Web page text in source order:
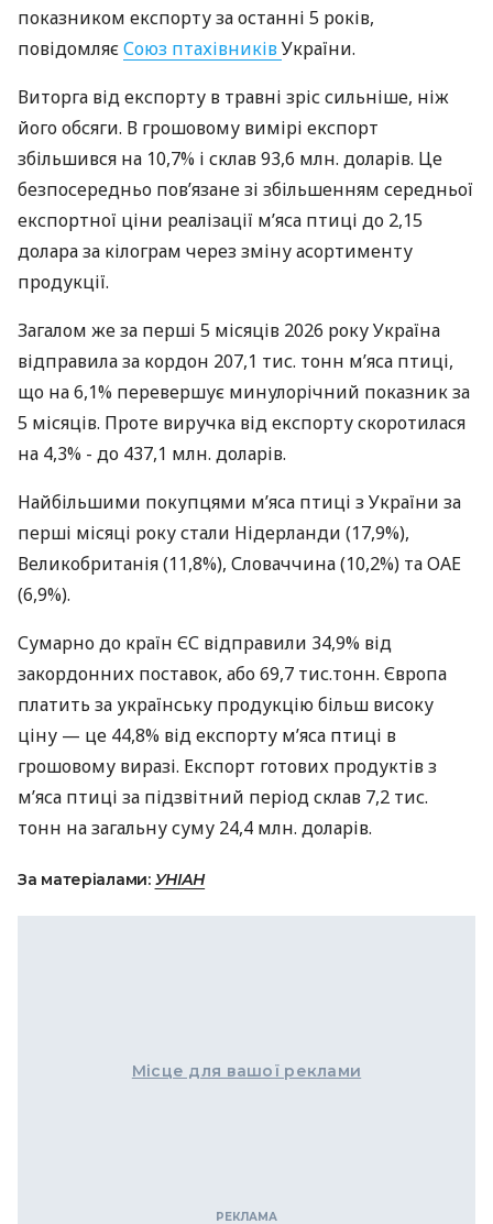
показником експорту за останні 5 років,
повідомляєСоюз птахівниківУкраїни.
Виторга від експорту в травні зріс сильніше, ніж
його обсяги. В грошовому вимірі експорт
збільшився на 10,7% і склав 93,6 млн. доларів. Це
безпосередньо пов’язане зі збільшенням середньої
експортної ціни реалізації м’яса птиці до 2,15
долара за кілограм через зміну асортименту
продукції.
Загалом же за перші 5 місяців 2026 року Україна
відправила за кордон 207,1 тис. тонн м’яса птиці,
що на 6,1% перевершує минулорічний показник за
5 місяців. Проте виручка від експорту скоротилася
на 4,3% - до 437,1 млн. доларів.
Найбільшими покупцями м’яса птиці з України за
перші місяці року стали Нідерланди (17,9%),
Великобританія (11,8%), Словаччина (10,2%) та ОАЕ
(6,9%).
Сумарно до країн ЄС відправили 34,9% від
закордонних поставок, або 69,7 тис.тонн. Європа
платить за українську продукцію більш високу
ціну — це 44,8% від експорту м’яса птиці в
грошовому виразі. Експорт готових продуктів з
м’яса птиці за підзвітний період склав 7,2 тис.
тонн на загальну суму 24,4 млн. доларів.
За матеріалами: УНІАН
Місце для вашої реклами